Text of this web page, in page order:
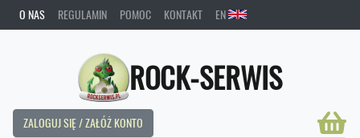
O NAS REGULAMIN POMOC KONTAKT EN
ROCK-SERWIS
ZALOGUJ SIĘ / ZAŁÓŻ KONTO